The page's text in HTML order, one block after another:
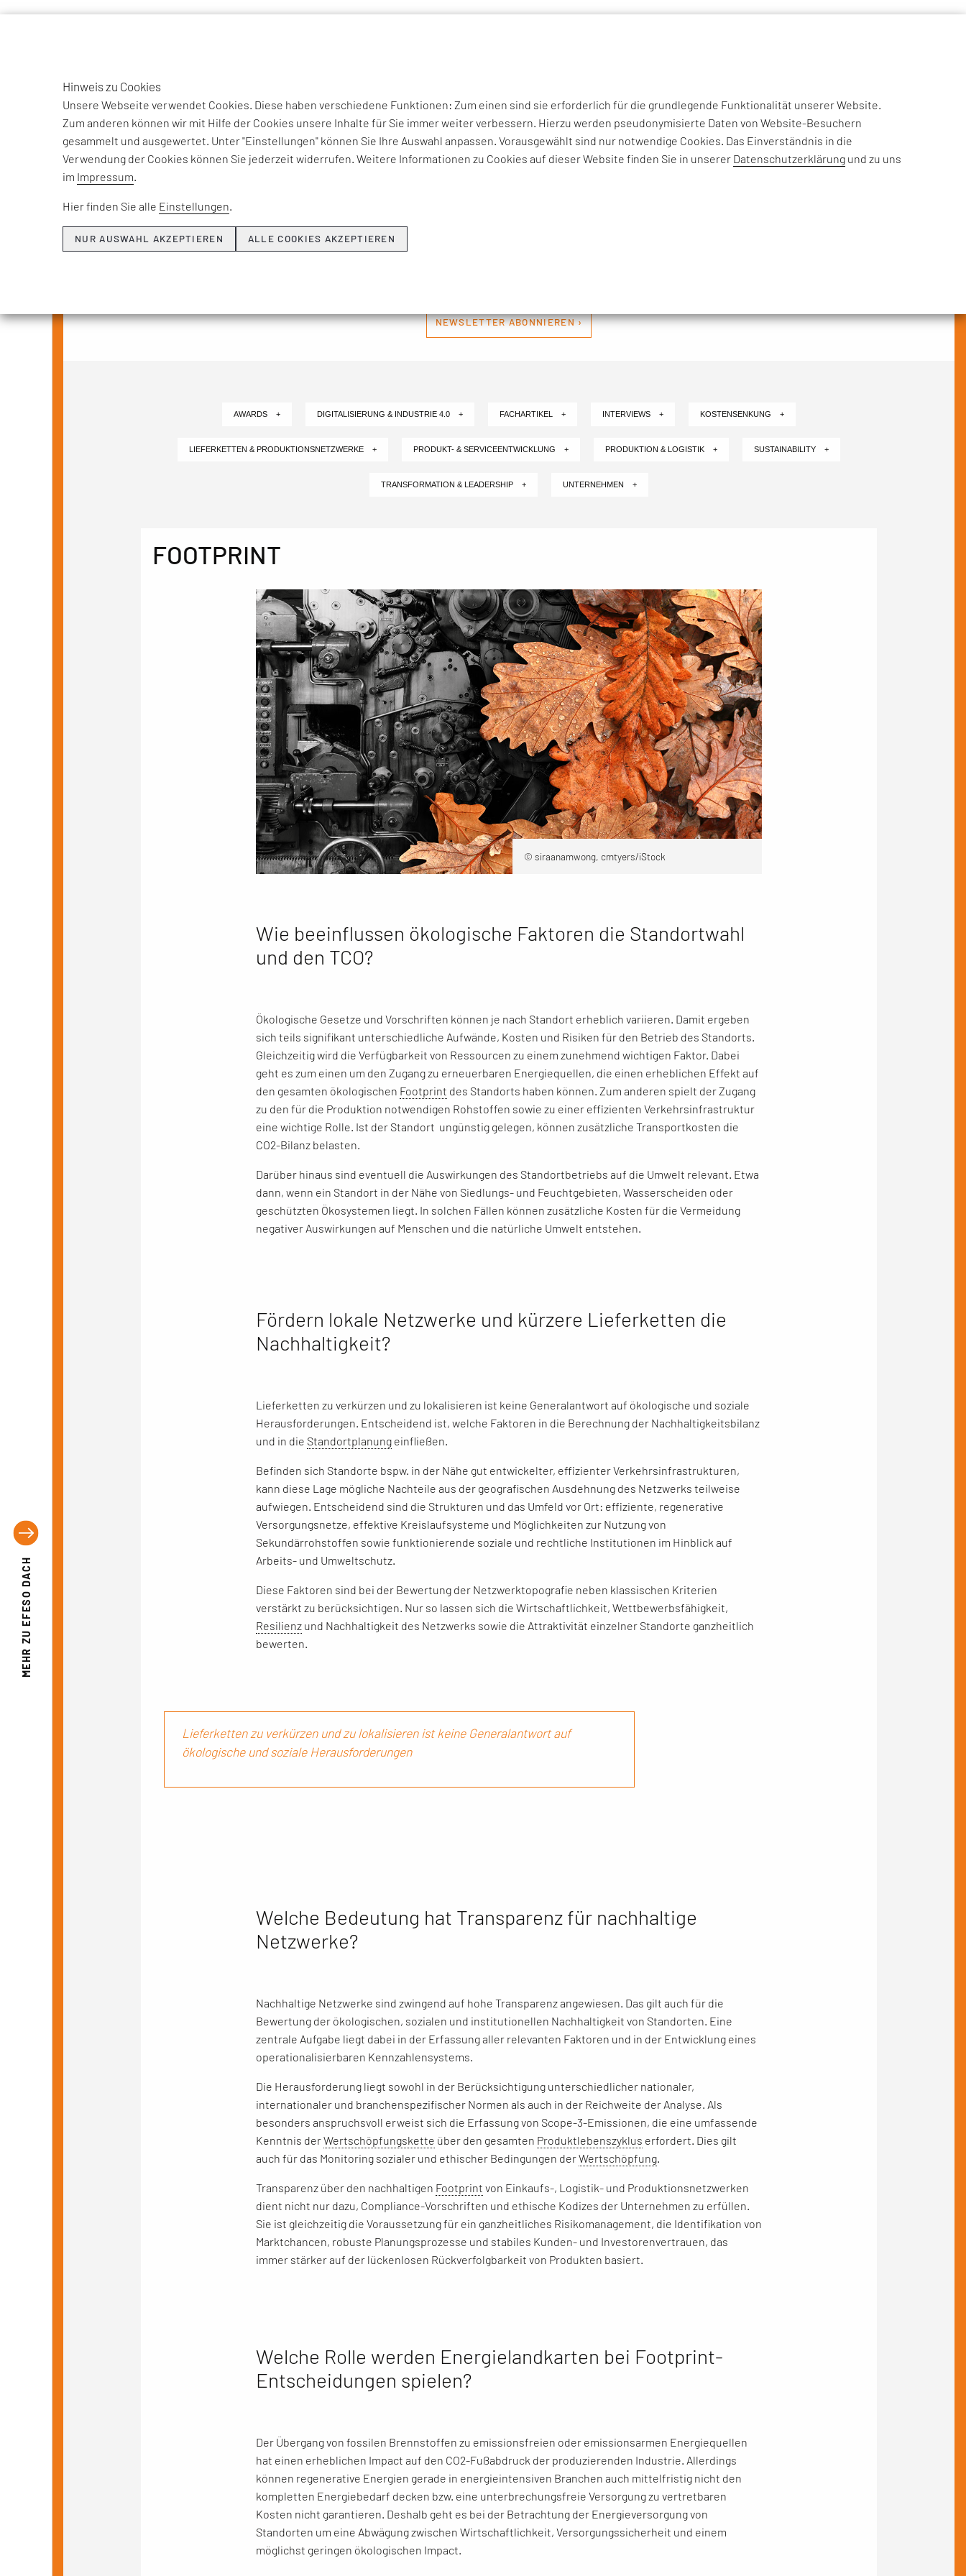
MEHR ZU
EFESO DACH
THEMEN & NEWS
NEWSLETTER ABONNIEREN ›
AWARDS + DIGITALISIERUNG & INDUSTRIE 4.0 + FACHARTIKEL + INTERVIEWS + KOSTENSENKUNG +
LIEFERKETTEN & PRODUKTIONSNETZWERKE + PRODUKT- & SERVICEENTWICKLUNG + PRODUKTION & LOGISTIK + SUSTAINABILITY +
TRANSFORMATION & LEADERSHIP + UNTERNEHMEN +
FOOTPRINT
© siraanamwong, cmtyers/iStock
Wie beeinflussen ökologische Faktoren die Standortwahl
und den TCO?
Ökologische Gesetze und Vorschriften können je nach Standort erheblich variieren. Damit ergeben
sich teils signifikant unterschiedliche Aufwände, Kosten und Risiken für den Betrieb des Standorts.
Gleichzeitig wird die Verfügbarkeit von Ressourcen zu einem zunehmend wichtigen Faktor. Dabei
geht es zum einen um den Zugang zu erneuerbaren Energiequellen, die einen erheblichen Effekt auf
den gesamten ökologischen Footprint des Standorts haben können. Zum anderen spielt der Zugang
zu den für die Produktion notwendigen Rohstoffen sowie zu einer effizienten Verkehrsinfrastruktur
eine wichtige Rolle. Ist der Standort ungünstig gelegen, können zusätzliche Transportkosten die
CO2-Bilanz belasten.
Darüber hinaus sind eventuell die Auswirkungen des Standortbetriebs auf die Umwelt relevant. Etwa
dann, wenn ein Standort in der Nähe von Siedlungs- und Feuchtgebieten, Wasserscheiden oder
geschützten Ökosystemen liegt. In solchen Fällen können zusätzliche Kosten für die Vermeidung
negativer Auswirkungen auf Menschen und die natürliche Umwelt entstehen.
Fördern lokale Netzwerke und kürzere Lieferketten die
Nachhaltigkeit?
Lieferketten zu verkürzen und zu lokalisieren ist keine Generalantwort auf ökologische und soziale
Herausforderungen. Entscheidend ist, welche Faktoren in die Berechnung der Nachhaltigkeitsbilanz
und in die Standortplanung einfließen.
Befinden sich Standorte bspw. in der Nähe gut entwickelter, effizienter Verkehrsinfrastrukturen,
kann diese Lage mögliche Nachteile aus der geografischen Ausdehnung des Netzwerks teilweise
aufwiegen. Entscheidend sind die Strukturen und das Umfeld vor Ort: effiziente, regenerative
Versorgungsnetze, effektive Kreislaufsysteme und Möglichkeiten zur Nutzung von
Sekundärrohstoffen sowie funktionierende soziale und rechtliche Institutionen im Hinblick auf
Arbeits- und Umweltschutz.
Diese Faktoren sind bei der Bewertung der Netzwerktopografie neben klassischen Kriterien
verstärkt zu berücksichtigen. Nur so lassen sich die Wirtschaftlichkeit, Wettbewerbsfähigkeit,
Resilienz und Nachhaltigkeit des Netzwerks sowie die Attraktivität einzelner Standorte ganzheitlich
bewerten.
Lieferketten zu verkürzen und zu lokalisieren ist keine Generalantwort auf
ökologische und soziale Herausforderungen
Welche Bedeutung hat Transparenz für nachhaltige
Netzwerke?
Nachhaltige Netzwerke sind zwingend auf hohe Transparenz angewiesen. Das gilt auch für die
Bewertung der ökologischen, sozialen und institutionellen Nachhaltigkeit von Standorten. Eine
zentrale Aufgabe liegt dabei in der Erfassung aller relevanten Faktoren und in der Entwicklung eines
operationalisierbaren Kennzahlensystems.
Die Herausforderung liegt sowohl in der Berücksichtigung unterschiedlicher nationaler,
internationaler und branchenspezifischer Normen als auch in der Reichweite der Analyse. Als
besonders anspruchsvoll erweist sich die Erfassung von Scope-3-Emissionen, die eine umfassende
Kenntnis derWertschöpfungskette über den gesamten Produktlebenszyklus erfordert. Dies gilt
auch für das Monitoring sozialer und ethischer Bedingungen derWertschöpfung.
Transparenz über den nachhaltigen Footprint von Einkaufs-, Logistik- und Produktionsnetzwerken
dient nicht nur dazu, Compliance-Vorschriften und ethische Kodizes der Unternehmen zu erfüllen.
Sie ist gleichzeitig die Voraussetzung für ein ganzheitliches Risikomanagement, die Identifikation von
Marktchancen, robuste Planungsprozesse und stabiles Kunden- und Investorenvertrauen, das
immer stärker auf der lückenlosen Rückverfolgbarkeit von Produkten basiert.
Welche Rolle werden Energielandkarten bei Footprint-
Entscheidungen spielen?
Der Übergang von fossilen Brennstoffen zu emissionsfreien oder emissionsarmen Energiequellen
hat einen erheblichen Impact auf den CO2-Fußabdruck der produzierenden Industrie. Allerdings
können regenerative Energien gerade in energieintensiven Branchen auch mittelfristig nicht den
kompletten Energiebedarf decken bzw. eine unterbrechungsfreie Versorgung zu vertretbaren
Kosten nicht garantieren. Deshalb geht es bei der Betrachtung der Energieversorgung von
Standorten um eine Abwägung zwischen Wirtschaftlichkeit, Versorgungssicherheit und einem
möglichst geringen ökologischen Impact.
Hinweis zu Cookies
Unsere Webseite verwendet Cookies. Diese haben verschiedene Funktionen: Zum einen sind sie erforderlich für die grundlegende Funktionalität unserer Website.
Zum anderen können wir mit Hilfe der Cookies unsere Inhalte für Sie immer weiter verbessern. Hierzu werden pseudonymisierte Daten von Website-Besuchern
gesammelt und ausgewertet. Unter "Einstellungen" können Sie Ihre Auswahl anpassen. Vorausgewählt sind nur notwendige Cookies. Das Einverständnis in die
Verwendung der Cookies können Sie jederzeit widerrufen. Weitere Informationen zu Cookies auf dieser Website finden Sie in unserer Datenschutzerklärung und zu uns
im Impressum.
Hier finden Sie alle Einstellungen.
NUR AUSWAHL AKZEPTIEREN ALLE COOKIES AKZEPTIEREN